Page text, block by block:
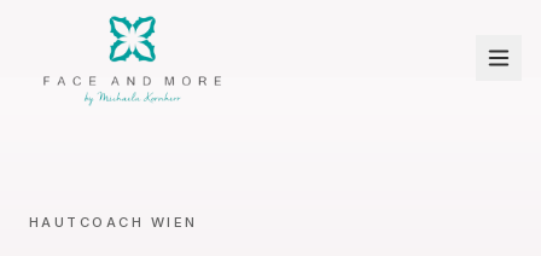
HAUTCOACH WIEN